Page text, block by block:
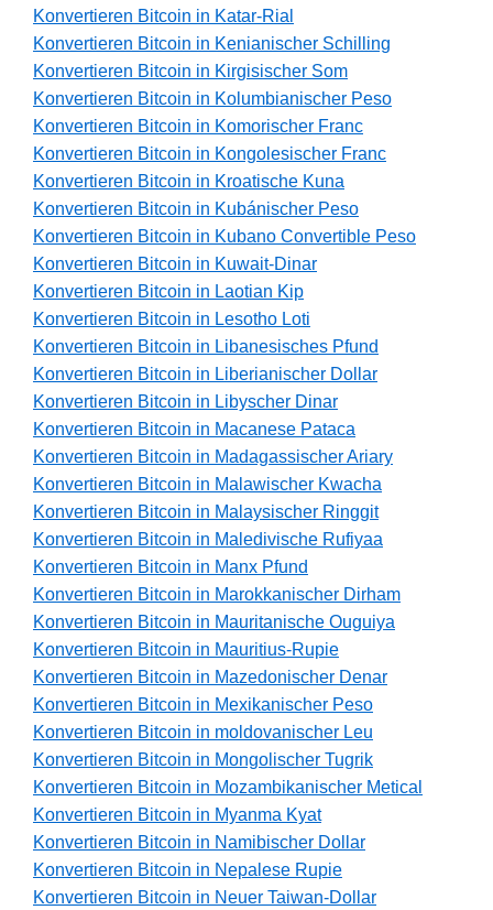
Konvertieren Bitcoin in Katar-Rial
Konvertieren Bitcoin in Kenianischer Schilling
Konvertieren Bitcoin in Kirgisischer Som
Konvertieren Bitcoin in Kolumbianischer Peso
Konvertieren Bitcoin in Komorischer Franc
Konvertieren Bitcoin in Kongolesischer Franc
Konvertieren Bitcoin in Kroatische Kuna
Konvertieren Bitcoin in Kubánischer Peso
Konvertieren Bitcoin in Kubano Convertible Peso
Konvertieren Bitcoin in Kuwait-Dinar
Konvertieren Bitcoin in Laotian Kip
Konvertieren Bitcoin in Lesotho Loti
Konvertieren Bitcoin in Libanesisches Pfund
Konvertieren Bitcoin in Liberianischer Dollar
Konvertieren Bitcoin in Libyscher Dinar
Konvertieren Bitcoin in Macanese Pataca
Konvertieren Bitcoin in Madagassischer Ariary
Konvertieren Bitcoin in Malawischer Kwacha
Konvertieren Bitcoin in Malaysischer Ringgit
Konvertieren Bitcoin in Maledivische Rufiyaa
Konvertieren Bitcoin in Manx Pfund
Konvertieren Bitcoin in Marokkanischer Dirham
Konvertieren Bitcoin in Mauritanische Ouguiya
Konvertieren Bitcoin in Mauritius-Rupie
Konvertieren Bitcoin in Mazedonischer Denar
Konvertieren Bitcoin in Mexikanischer Peso
Konvertieren Bitcoin in moldovanischer Leu
Konvertieren Bitcoin in Mongolischer Tugrik
Konvertieren Bitcoin in Mozambikanischer Metical
Konvertieren Bitcoin in Myanma Kyat
Konvertieren Bitcoin in Namibischer Dollar
Konvertieren Bitcoin in Nepalese Rupie
Konvertieren Bitcoin in Neuer Taiwan-Dollar